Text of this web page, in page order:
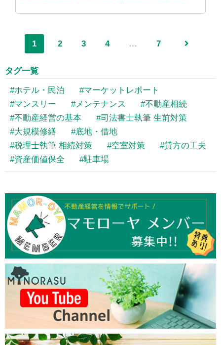
1 2 3 4 … 7
タグ一覧
ホテル・民泊
マーケットレポート
マンスリー
メンテナンス
不動産相続
不動産経営の基本
司法書士執筆 生前対策
大規模修繕
底地・借地
税理士執筆 相続対策
空室対策
貸方の工夫
資産価値保全
駐車場